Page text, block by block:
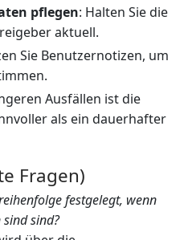
pflegen: Halten Sie die
aktuell.
Sie Benutzernotizen, um
Ausfällen ist die
als ein dauerhafter
Fragen)
festgelegt, wenn
sind?